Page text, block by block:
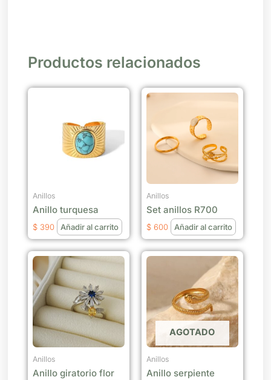
Productos relacionados
Anillos
Anillo turquesa
$ 390 Añadir al carrito
Anillos
Set anillos R700
$ 600 Añadir al carrito
Anillos
Anillo giratorio flor
AGOTADO
Anillos
Anillo serpiente